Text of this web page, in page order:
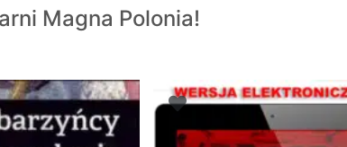
Magna Polonia!